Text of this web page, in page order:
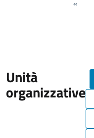
«
Unità
organizzative